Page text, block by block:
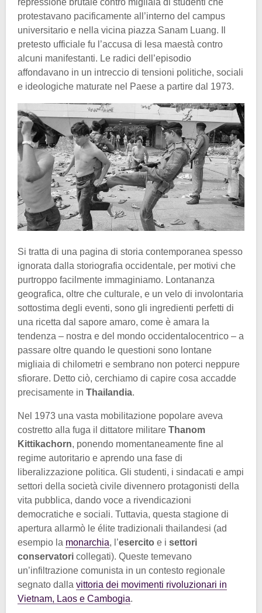
protestavano pacificamente all’interno del campus
universitario e nella vicina piazza Sanam Luang. Il
pretesto ufficiale fu l’accusa di lesa maestà contro
alcuni manifestanti. Le radici dell’episodio
affondavano in un intreccio di tensioni politiche, sociali
e ideologiche maturate nel Paese a partire dal 1973.
Si tratta di una pagina di storia contemporanea spesso
ignorata dalla storiografia occidentale, per motivi che
purtroppo facilmente immaginiamo. Lontananza
geografica, oltre che culturale, e un velo di involontaria
sottostima degli eventi, sono gli ingredienti perfetti di
una ricetta dal sapore amaro, come è amara la
tendenza – nostra e del mondo occidentalocentrico – a
passare oltre quando le questioni sono lontane
migliaia di chilometri e sembrano non poterci neppure
sfiorare. Detto ciò, cerchiamo di capire cosa accadde
precisamente in Thailandia.
Nel 1973 una vasta mobilitazione popolare aveva
costretto alla fuga il dittatore militare Thanom
Kittikachorn, ponendo momentaneamente fine al
regime autoritario e aprendo una fase di
liberalizzazione politica. Gli studenti, i sindacati e ampi
settori della società civile divennero protagonisti della
vita pubblica, dando voce a rivendicazioni
democratiche e sociali. Tuttavia, questa stagione di
apertura allarmò le élite tradizionali thailandesi (ad
esempio la monarchia, l’esercito e i settori
conservatori collegati). Queste temevano
un’infiltrazione comunista in un contesto regionale
segnato dalla vittoria dei movimenti rivoluzionari in
Vietnam, Laos e Cambogia.